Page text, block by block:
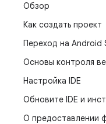
Обзор
Как создать проект
Переход на Android
Основы контроля
Настройка IDE
Обновите IDE и
О предоставлении